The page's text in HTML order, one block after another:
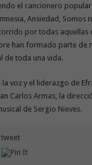
el cancionero
Ansiedad, Somos
por todas aquellas
han formado parte de
de toda una vida.
la voz y el liderazgo de
Carlos Armas, la
de Sergio Nieves.
tweet